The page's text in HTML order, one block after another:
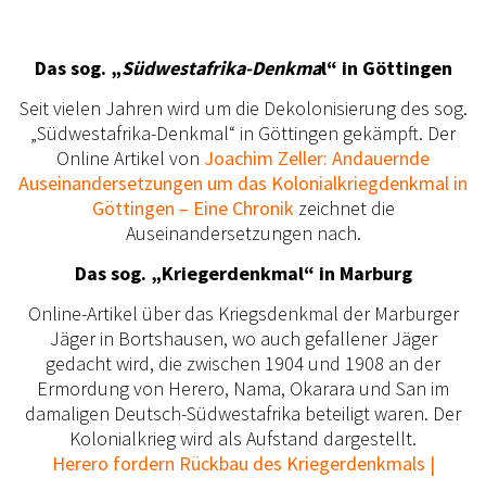
Das sog. „Südwestafrika-Denkmal“ in Göttingen
Seit vielen Jahren wird um die Dekolonisierung des sog.
„Südwestafrika-Denkmal“ in Göttingen gekämpft. Der
Online Artikel von Joachim Zeller: Andauernde
Auseinandersetzungen um das Kolonialkriegdenkmal in
Göttingen – Eine Chronik zeichnet die
Auseinandersetzungen nach.
Das sog. „Kriegerdenkmal“ in Marburg
Online-Artikel über das Kriegsdenkmal der Marburger
Jäger in Bortshausen, wo auch gefallener Jäger
gedacht wird, die zwischen 1904 und 1908 an der
Ermordung von Herero, Nama, Okarara und San im
damaligen Deutsch-Südwestafrika beteiligt waren. Der
Kolonialkrieg wird als Aufstand dargestellt.
Herero fordern Rückbau des Kriegerdenkmals |